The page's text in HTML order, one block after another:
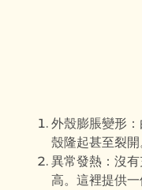
外殼膨脹變形
殼隆起甚至裂開
異常發熱：沒
高。這裡提供